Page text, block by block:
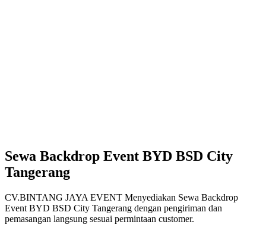
Sewa Backdrop Event BYD BSD City
Tangerang
CV.BINTANG JAYA EVENT Menyediakan Sewa Backdrop
Event BYD BSD City Tangerang dengan pengiriman dan
pemasangan langsung sesuai permintaan customer.